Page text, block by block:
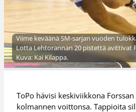
Viime keväänä SM-sarjan vuoden
Lotta Lehtorannan 20 pistettä avittivat
Kuva: Kai Kilappa.
ToPo hävisi keskiviikkona
kolmannen voittonsa. Tappioita